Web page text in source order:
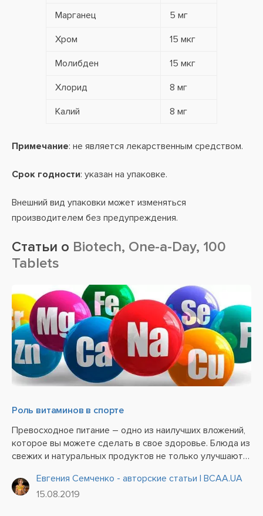
Марганец 5 мг
Хром 15 мкг
Молибден 15 мкг
Хлорид 8 мг
Калий 8 мг
Примечание: не является лекарственным средством.
Срок годности: указан на упаковке.
Внешний вид упаковки может изменяться
производителем без предупреждения.
Статьи о Biotech, One-a-Day, 100
Tablets
Роль витаминов в спорте
Превосходное питание – одно из наилучших вложений,
которое вы можете сделать в свое здоровье. Блюда из
свежих и натуральных продуктов не только улучшают
сказываются на физическом состоянии и умственной
деятельности....
Евгения Семченко - авторские статьи | BCAA.UA
15.08.2019